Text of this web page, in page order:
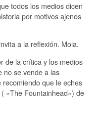
todos los medios dicen
por motivos ajenos
a la reflexión. Mola.
de la crítica y los medios
no se vende a las
que le eches
«The Fountainhead») de